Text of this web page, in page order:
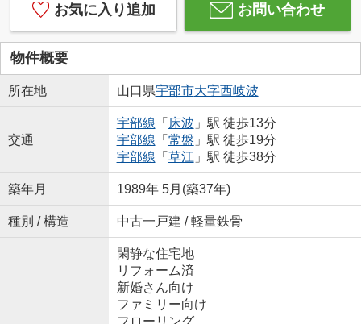
お気に入り追加 お問い合わせ
物件概要
所在地 山口県宇部市大字西岐波
交通
宇部線 「 床波 」駅 徒歩13分
宇部線 「 常盤 」駅 徒歩19分
宇部線 「 草江 」駅 徒歩38分
築年月 1989年 5月(築37年)
種別 / 構造 中古一戸建 / 軽量鉄骨
閑静な住宅地
リフォーム済
新婚さん向け
ファミリー向け
フローリング